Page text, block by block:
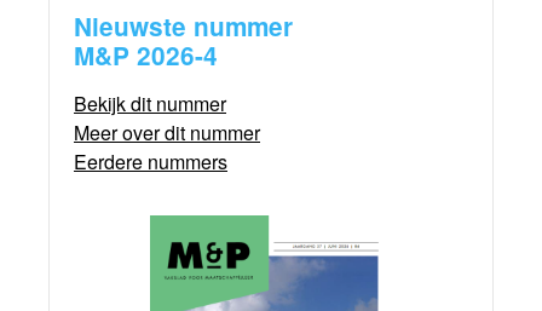
Nieuwste nummer
M&P 2026-4
Bekijk dit nummer
Meer over dit nummer
Eerdere nummers